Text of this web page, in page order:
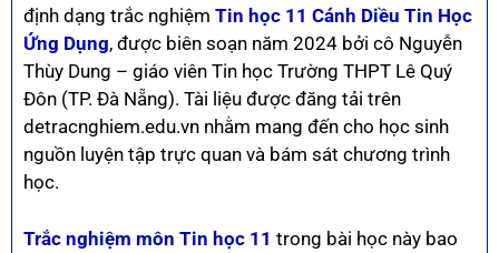
định dạng trắc nghiệm Tin học 11 Cánh Diều Tin Học
Ứng Dụng, được biên soạn năm 2024 bởi cô Nguyễn
Thùy Dung – giáo viên Tin học Trường THPT Lê Quý
Đôn (TP. Đà Nẵng). Tài liệu được đăng tải trên
detracnghiem.edu.vn nhằm mang đến cho học sinh
nguồn luyện tập trực quan và bám sát chương trình
học.
Trắc nghiệm môn Tin học 11 trong bài học này bao